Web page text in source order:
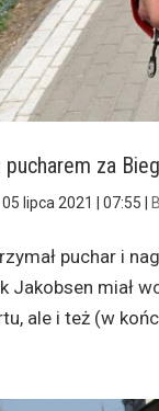
za
05 lipca 2021 | 07:55
puchar i
Jakobsen miał
ale i też (w